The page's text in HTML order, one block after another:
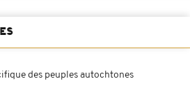
des peuples autochtones